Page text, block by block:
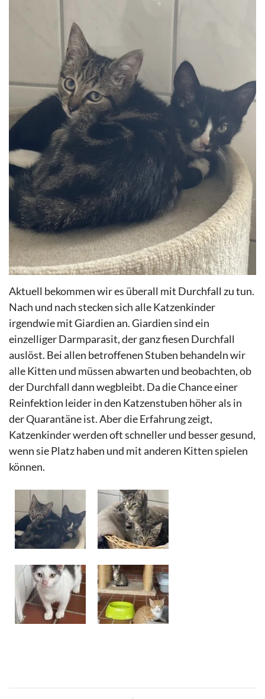
Aktuell bekommen wir es überall mit Durchfall zu tun.
Nach und nach stecken sich alle Katzenkinder
irgendwie mit Giardien an. Giardien sind ein
einzelliger Darmparasit, der ganz fiesen Durchfall
auslöst. Bei allen betroffenen Stuben behandeln wir
alle Kitten und müssen abwarten und beobachten, ob
der Durchfall dann wegbleibt. Da die Chance einer
Reinfektion leider in den Katzenstuben höher als in
der Quarantäne ist. Aber die Erfahrung zeigt,
Katzenkinder werden oft schneller und besser gesund,
wenn sie Platz haben und mit anderen Kitten spielen
können.